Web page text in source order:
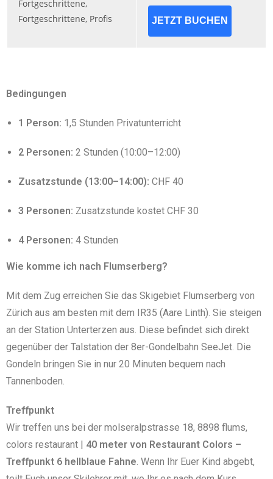
Bedingungen
1 Person: 1,5 Stunden Privatunterricht
2 Personen: 2 Stunden (10:00–12:00)
Zusatzstunde (13:00–14:00): CHF 40
3 Personen: Zusatzstunde kostet CHF 30
4 Personen: 4 Stunden
Wie komme ich nach Flumserberg?
Mit dem Zug erreichen Sie das Skigebiet Flumserberg von
Zürich aus am besten mit dem IR35 (Aare Linth). Sie steigen
an der Station Unterterzen aus. Diese befindet sich direkt
gegenüber der Talstation der 8er-Gondelbahn SeeJet. Die
Gondeln bringen Sie in nur 20 Minuten bequem nach
Tannenboden.
Treffpunkt
Wir treffen uns bei der molseralpstrasse 18, 8898 flums,
colors restaurant | 40 meter von Restaurant Colors –
Treffpunkt 6 hellblaue Fahne. Wenn Ihr Euer Kind abgebt,